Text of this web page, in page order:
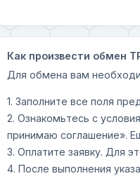
Как произвести обмен
Для обмена вам
1. Заполните все поля
2. Ознакомьтесь с
принимаю соглашение».
3. Оплатите заявку. Для
4. После выполнения